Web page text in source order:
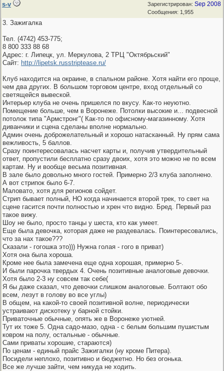
Зарегистрирован: Sep 2008
Сообщения: 1,955
s-v
3. Зажигалка
Тел. (4742) 453-775;
8 800 333 88 68
Адрес: г. Липецк, ул. Меркулова, 2 ТРЦ "Октябрьский"
Сайт: http://lipetsk.russtriptease.ru/
Клуб находится на окраине, в спальном районе. Хотя найти его проще,
чем два других. В большом торговом центре, вход отдельный со
светящейся вывеской.
Интерьер клуба не очень пришелся по вкусу. Как-то неуютно.
Помещение больше, чем в Воронеже. Потолки высокие и... подвесной
потолок типа "Армстронг"( Как-то по офисному-магазинному. Хотя
диванчики и сцена сделаны вполне нормально.
Админ очень доброжелательный и хорошо натасканный. Ну прям сама
вежливость, 5 баллов.
Сразу поинтересовалась насчет карты и, получив утвердительный
ответ, пропустили бесплатно сразу двоих, хотя это можно не по всем
картам. Ну и вообще весьма позитивная.
В зале было довольно много гостей. Примерно 2/3 клуба заполнено.
А вот стрипок было 6-7.
Маловато, хотя для регионов сойдет.
Стрип бывает полный, НО когда начинается второй трек, то свет на
сцене гасится почти полностью и хрен что видно. Бред. Первый раз
такое вижу.
Шоу не было, просто танцы у шеста, кто как умеет.
Еще была девочка, которая даже не раздевалась. Поинтересовались,
что за нах такое???
Сказали - гогошка это))) Нужна голая - гого в приват)
Хотя она была хороша.
Кроме нее была замечена еще одна хорошая, примерно 5-.
И были парочка твердых 4. Очень позитивные аналоговые девочки.
Хотя было 2-3 ну совсем так себе(
Я бы даже сказал, что девочки слишком аналоговые. Болтают обо
всем, лезут в голову во все углы)
В общем, на какой-то своей позитивной волне, периодически
устраивают дискотеку у барной стойки.
Приваточные обычные, опять же в Воронеже уютней.
Тут их тоже 5. Одна садо-мазо, одна - с белым большим пушистым
ковром на полу, остальные - обычные.
Сами приваты хорошие, стараются)
По ценам - единый прайс Зажигалки (ну кроме Питера).
Посидели неплохо, позитивно и бюджетно. Но без огонька.
Все же лучше зайти, чем никуда не ходить.